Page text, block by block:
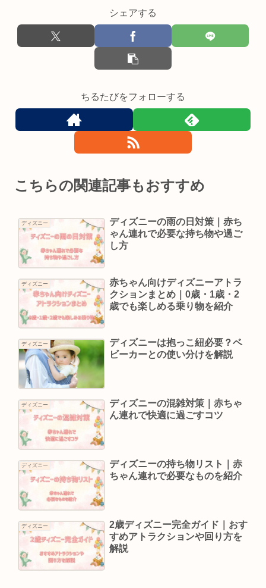
シェアする
ちるたびをフォローする
こちらの関連記事もおすすめ
ディズニー
ディズニーの雨の日対策｜赤ち
ゃん連れで必要な持ち物や過ご
し方
ディズニー
赤ちゃん向けディズニーアトラ
クションまとめ｜0歳・1歳・2
歳でも楽しめる乗り物を紹介
ディズニー
ディズニーは抱っこ紐必要？ベ
ビーカーとの使い分けを解説
ディズニー
ディズニーの混雑対策｜赤ちゃ
ん連れで快適に過ごすコツ
ディズニー
ディズニーの持ち物リスト｜赤
ちゃん連れで必要なものを紹介
ディズニー
2歳ディズニー完全ガイド｜おす
すめアトラクションや回り方を
解説